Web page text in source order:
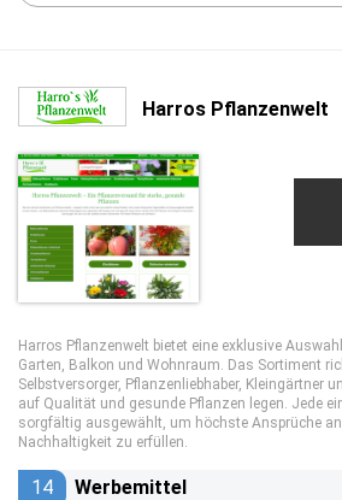
Harros Pflanzenwelt
Harros Pflanzenwelt bietet eine exklusive
Garten, Balkon und Wohnraum. Das Sortiment
Selbstversorger, Pflanzenliebhaber, Kleingärtner
auf Qualität und gesunde Pflanzen legen. Jede
sorgfältig ausgewählt, um höchste Ansprüche
Nachhaltigkeit zu erfüllen.
14 Werbemittel